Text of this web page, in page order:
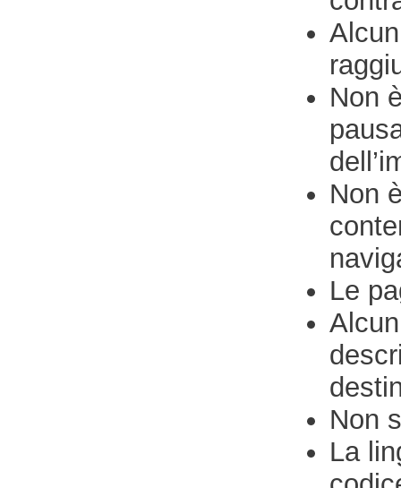
Non
Non
Le
Non
La